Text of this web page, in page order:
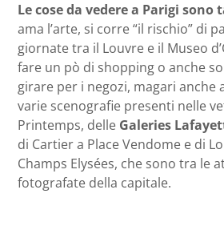
Le cose da vedere a Parigi sono
ama l’arte, si corre “il rischio” di
giornate tra il Louvre e il Museo
fare un pò di shopping o anche
girare per i negozi, magari anche
varie scenografie presenti nelle
Printemps, delle Galeries
di Cartier a Place Vendome e di
Champs Elysées, che sono tra le
fotografate della capitale.